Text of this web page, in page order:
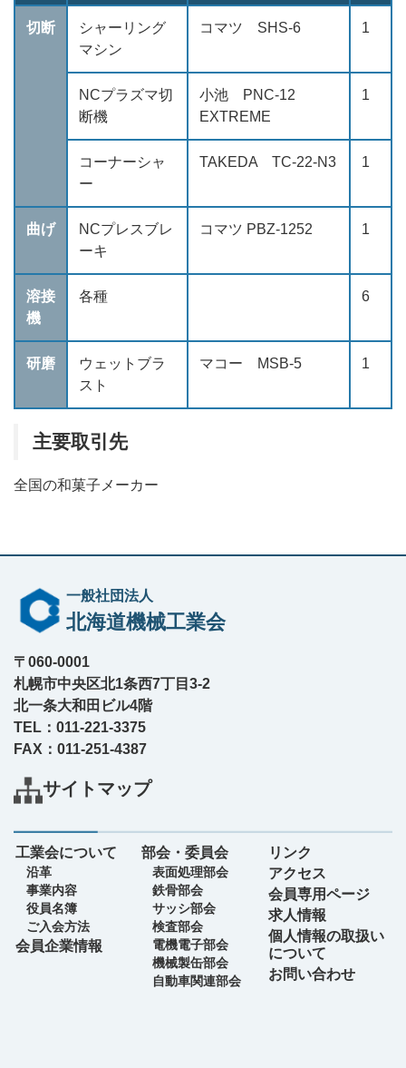
切断
シャーリング
マシン
コマツ SHS-6 1
NCプラズマ切
断機
小池 PNC-12
EXTREME
1
コーナーシャ
ー
TAKEDA TC-22-N3 1
曲げ
NCプレスブレ
ーキ
コマツ PBZ-1252 1
溶接
機
各種 6
研磨
ウェットブラ
スト
マコー MSB-5 1
主要取引先
全国の和菓子メーカー
一般社団法人
北海道機械工業会
〒060-0001
札幌市中央区北1条西7丁目3-2
北一条大和田ビル4階
TEL：011-221-3375
FAX：011-251-4387
サイトマップ
工業会について
沿革
事業内容
役員名簿
ご入会方法
会員企業情報
部会・委員会
表面処理部会
鉄骨部会
サッシ部会
検査部会
電機電子部会
機械製缶部会
自動車関連部会
リンク
アクセス
会員専用ページ
求人情報
個人情報の取扱い
について
お問い合わせ